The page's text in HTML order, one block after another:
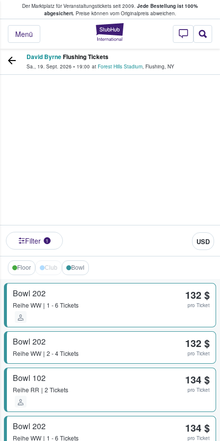
Der Marktplatz für Veranstaltungstickets seit 2009. Jede Bestellung ist 100%
abgesichert.Preise können vom Originalpreis abweichen.
StubHub - Wo
Menü
Tickets kaufen & verkaufen
David ByrneFlushing Tickets
Sa., 19. Sept. 2026 • 19:00 at Forest Hills Stadium, Flushing, NY
Filter 1 USD
Floor Club Bowl
Bowl 202
Reihe WW 1 - 6 Tickets
132 $
pro Ticket
Bowl 202
Reihe WW 2 - 4 Tickets
132 $
pro Ticket
Bowl 102
Reihe RR 2 Tickets
134 $
pro Ticket
Bowl 202
Reihe WW 1 - 6 Tickets
134 $
pro Ticket